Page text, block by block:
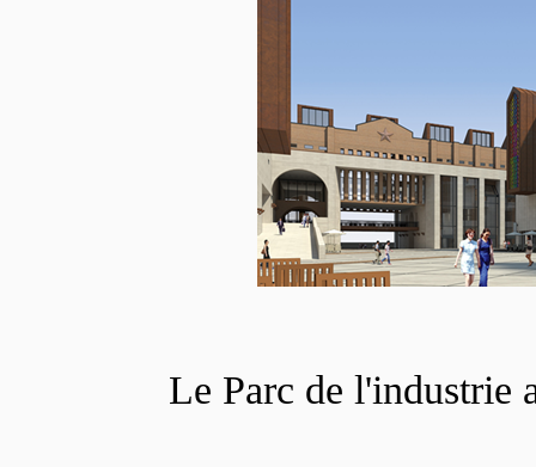
Organismes de
Services médicaux
Divertissement
Le Parc de l'industrie